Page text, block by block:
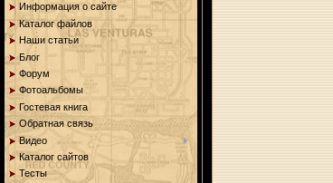
Информация о сайте
Каталог файлов
Наши статьи
Блог
Форум
Фотоальбомы
Гостевая книга
Обратная связь
Видео
Каталог сайтов
Тесты